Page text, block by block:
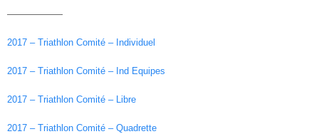
——————
2017 – Triathlon Comité – Individuel
2017 – Triathlon Comité – Ind Equipes
2017 – Triathlon Comité – Libre
2017 – Triathlon Comité – Quadrette